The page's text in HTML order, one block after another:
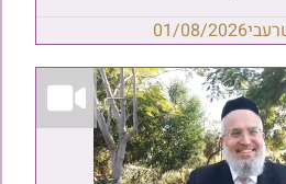
01/08/2026